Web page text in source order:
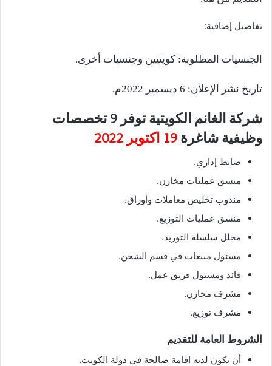
تفاصيل إضافية:
الجنسيات المطلوبة: كويتيين وجنسيات أخرى.
تاريخ نشر الإعلان: 6 ديسمبر 2022م.
شركة الغانم الكويتية توفر 9 تخصصات
وظيفية شاغرة 19 اكتوبر 2022
ضابط إداري.
منسق عمليات مخازن.
مندوب تخليص معاملات وأوراق.
منسق عمليات التوزيع.
محلل سلسلة التوريد.
مسئول مبيعات في قسم الشحن.
قائد ومسئول فريق عمل.
مشرف مخازن.
مشرف توزيع.
الشروط العامة للتقديم
أن يكون لديه اقامة صالحة في دولة الكويت.